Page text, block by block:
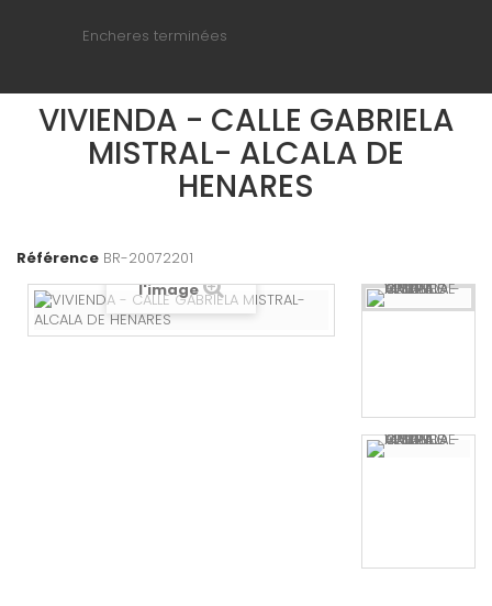
Encheres terminées
VIVIENDA - CALLE GABRIELA
MISTRAL- ALCALA DE
HENARES
Référence BR-20072201
Agrandir
l'image